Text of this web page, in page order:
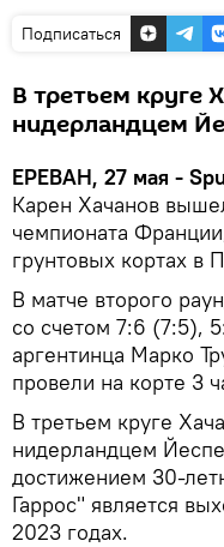
Подписаться
В третьем круге
нидерландцем
ЕРЕВАН, 27 мая -
Карен Хачанов
чемпионата
грунтовых кортах в
В матче второго
со счетом 7:6 (7:5),
аргентинца Марко
провели на корте 3
В третьем круге
нидерландцем
достижением 30-
Гаррос" является
2023 годах.